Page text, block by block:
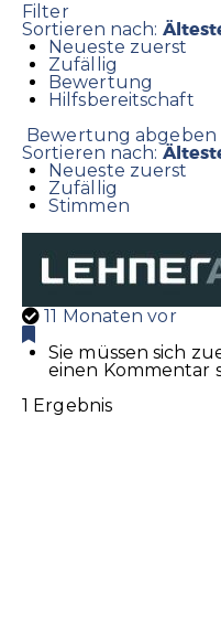
Filter
Sortieren nach:
Neueste zuerst
Zufällig
Bewertung
Hilfsbereitschaft
Bewertung abgeben
Sortieren nach:
Neueste zuerst
Zufällig
Stimmen
11 Monaten vor
Sie müssen sich
einen Kommentar
1 Ergebnis